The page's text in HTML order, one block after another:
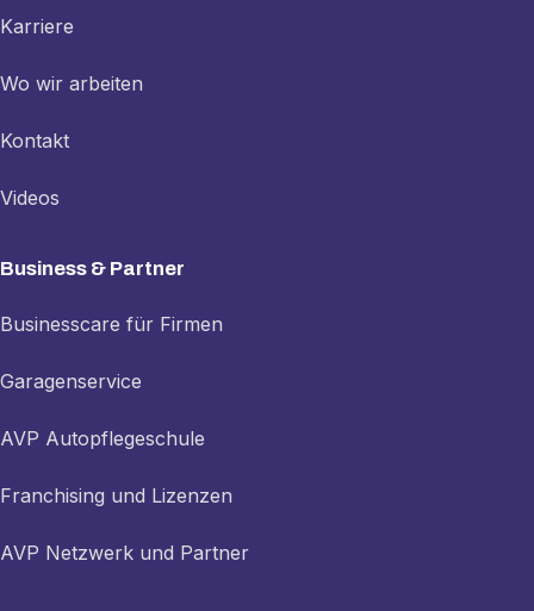
Karriere
Wo wir arbeiten
Kontakt
Videos
Business & Partner
Businesscare für Firmen
Garagenservice
AVP Autopflegeschule
Franchising und Lizenzen
AVP Netzwerk und Partner